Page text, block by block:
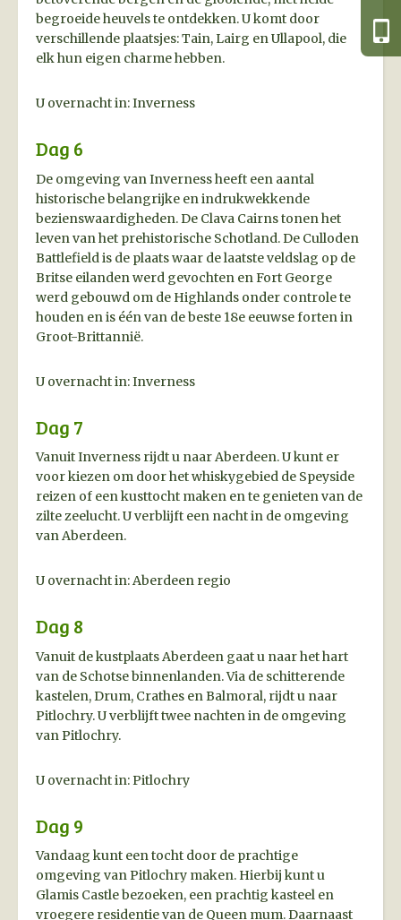
begroeide heuvels te ontdekken. U komt door
verschillende plaatsjes: Tain, Lairg en Ullapool, die
elk hun eigen charme hebben.
U overnacht in: Inverness
Dag 6
De omgeving van Inverness heeft een aantal
historische belangrijke en indrukwekkende
bezienswaardigheden. De Clava Cairns tonen het
leven van het prehistorische Schotland. De Culloden
Battlefield is de plaats waar de laatste veldslag op de
Britse eilanden werd gevochten en Fort George
werd gebouwd om de Highlands onder controle te
houden en is één van de beste 18e eeuwse forten in
Groot-Brittannië.
U overnacht in: Inverness
Dag 7
Vanuit Inverness rijdt u naar Aberdeen. U kunt er
voor kiezen om door het whiskygebied de Speyside
reizen of een kusttocht maken en te genieten van de
zilte zeelucht. U verblijft een nacht in de omgeving
van Aberdeen.
U overnacht in: Aberdeen regio
Dag 8
Vanuit de kustplaats Aberdeen gaat u naar het hart
van de Schotse binnenlanden. Via de schitterende
kastelen, Drum, Crathes en Balmoral, rijdt u naar
Pitlochry. U verblijft twee nachten in de omgeving
van Pitlochry.
U overnacht in: Pitlochry
Dag 9
Vandaag kunt een tocht door de prachtige
omgeving van Pitlochry maken. Hierbij kunt u
Glamis Castle bezoeken, een prachtig kasteel en
vroegere residentie van de Queen mum. Daarnaast